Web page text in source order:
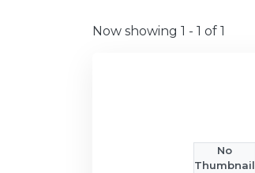
Now showing 1 - 1 of 1
No
Thumbnail